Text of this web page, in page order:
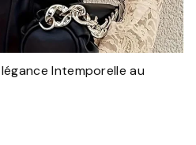
Intemporelle au